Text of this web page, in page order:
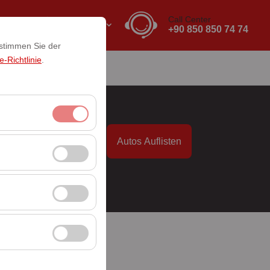
Sie der
Richtlinie
meistbesuchte
und die
anzuzeigen
Call Center
+90 850 850 74 74
Autos Auflisten